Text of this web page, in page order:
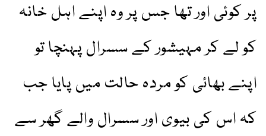
پر کوئی اور تھا جس پر وہ اپنے اہل خانہ
کو لے کر مہیشور کے سسرال پہنچا تو
اپنے بھائی کو مردہ حالت میں پایا جب
کہ اس کی بیوی اور سسرال والے گھر سے